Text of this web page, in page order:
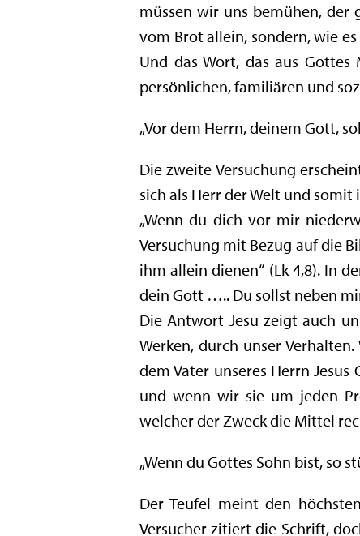
müssen wir uns bemühen, der
vom Brot allein, sondern, wie
Und das Wort, das aus
persönlichen, familiären und
„Vor dem Herrn, deinem Gott,
Die zweite Versuchung
sich als Herr der Welt und
„Wenn du dich vor mir
Versuchung mit Bezug auf die
ihm allein dienen“ (Lk 4,8). In
dein Gott ….. Du sollst neben
Die Antwort Jesu zeigt auch
Werken, durch unser
dem Vater unseres Herrn
und wenn wir sie um jeden
welcher der Zweck die Mittel
„Wenn du Gottes Sohn bist, so
Der Teufel meint den
Versucher zitiert die Schrift,